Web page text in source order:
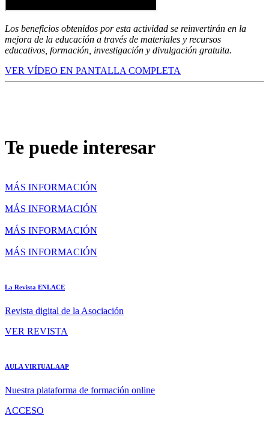
Los beneficios obtenidos por esta actividad se reinvertirán en la
mejora de la educación a través de materiales y recursos
educativos, formación, investigación y divulgación gratuita.
VER VÍDEO EN PANTALLA COMPLETA
Te puede interesar
MÁS INFORMACIÓN
MÁS INFORMACIÓN
MÁS INFORMACIÓN
MÁS INFORMACIÓN
La Revista ENLACE
Revista digital de la Asociación
VER REVISTA
AULA VIRTUAL AAP
Nuestra plataforma de formación online
ACCESO